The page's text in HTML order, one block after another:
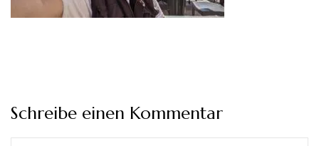
Schreibe einen Kommentar